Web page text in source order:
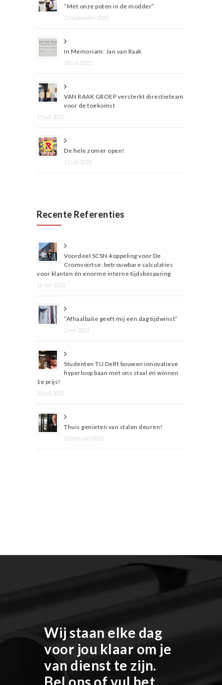
“Met onze poten in de modder”
23 september 2025
In Memoriam: Jan van Raak
18 juli 2025
VAN RAAK GROEP versterkt directieteam
voor de toekomst
15 juli 2025
De hele zomer open!
11 juli 2025
Recente Referenties
Voordeel SCSN-koppeling voor De
Cromvoirtse: betrouwbare calculaties
voor klanten én enorme interne tijdsbesparing
16 mei 2023
“Afhaalbalie geeft mij een dag tijdwinst”
2 mei 2023
Studenten TU Delft bouwen innovatieve
hyperloop baan met ons staal en winnen
1e prijs!
22 juli 2022
Thuis genieten van stalen deuren!
22 februari 2021
Wij staan elke dag
voor jou klaar om je
van dienst te zijn.
Bel ons of vul het